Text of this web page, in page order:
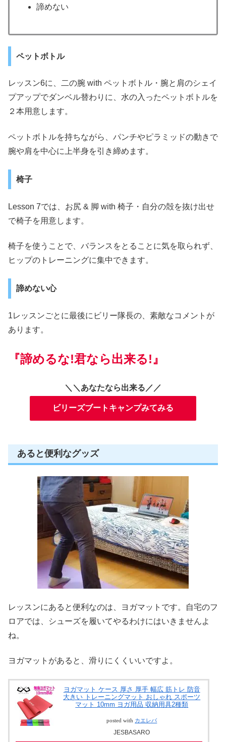
諦めない
ペットボトル
レッスン6に、二の腕 with ペットボトル・腕と肩のシェイ
プアップでダンベル替わりに、水の入ったペットボトルを
２本用意します。
ペットボトルを持ちながら、パンチやピラミッドの動きで
腕や肩を中心に上半身を引き締めます。
椅子
Lesson 7では、お尻 & 脚 with 椅子・自分の殻を抜け出せ
で椅子を用意します。
椅子を使うことで、バランスをとることに気を取られず、
ヒップのトレーニングに集中できます。
諦めない心
1レッスンごとに最後にビリー隊長の、素敵なコメントが
あります。
『諦めるな!君なら出来る!』
＼＼あなたなら出来る／／
ビリーズブートキャンプみてみる
あると便利なグッズ
レッスンにあると便利なのは、ヨガマットです。自宅のフ
ロアでは、シューズを履いてやるわけにはいきませんよ
ね。
ヨガマットがあると、滑りにくくいいですよ。
ヨガマット ケース 厚さ 厚手 幅広 筋トレ 防音
大きい トレーニングマット おしゃれ スポーツ
マット 10mm ヨガ用品 収納用具2種類
posted with カエレバ
JESBASARO